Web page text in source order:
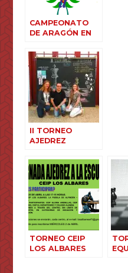
CAMPEONATO
DE ARAGÓN EN
II TORNEO
AJEDREZ
DE CALATAYUD
TORNEO CEIP
LOS ALBARES